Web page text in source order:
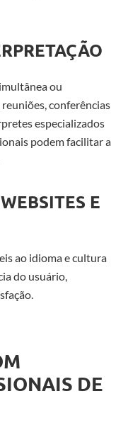
ou
conferências
especializados
podem facilitar a
E
ao idioma e cultura
do usuário,
DE